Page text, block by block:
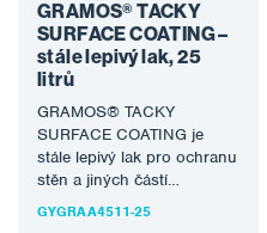
GRAMOS® TACKY
SURFACE COATING –
stále lepivý lak, 25
litrů
GRAMOS® TACKY
SURFACE COATING je
stále lepivý lak pro ochranu
stěn a jiných částí
stříkacího boxu před
GYGRAA4511-25